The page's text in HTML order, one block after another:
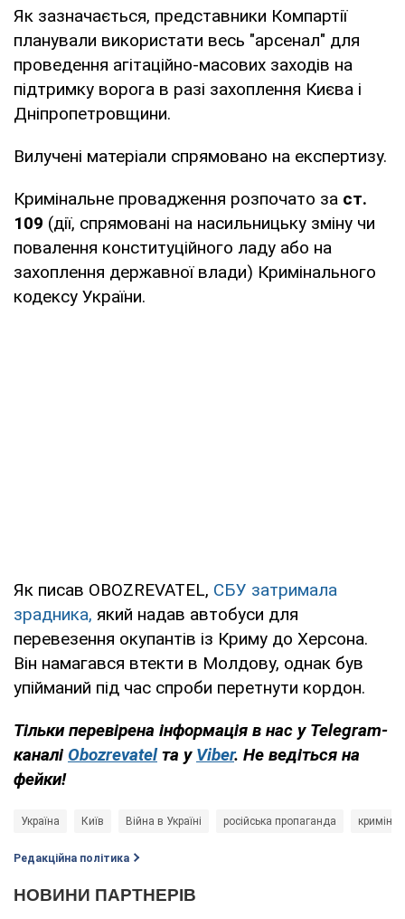
Як зазначається, представники Компартії
планували використати весь "арсенал" для
проведення агітаційно-масових заходів на
підтримку ворога в разі захоплення Києва і
Дніпропетровщини.
Вилучені матеріали спрямовано на експертизу.
Кримінальне провадження розпочато за ст.
109 (дії, спрямовані на насильницьку зміну чи
повалення конституційного ладу або на
захоплення державної влади) Кримінального
кодексу України.
Як писав OBOZREVATEL, СБУ затримала
зрадника, який надав автобуси для
перевезення окупантів із Криму до Херсона.
Він намагався втекти в Молдову, однак був
упійманий під час спроби перетнути кордон.
Тільки перевірена інформація в нас у Telegram-
каналі Obozrevatel та у Viber. Не ведіться на
фейки!
Україна Київ Війна в Україні російська пропаганда кримінал
Редакційна політика